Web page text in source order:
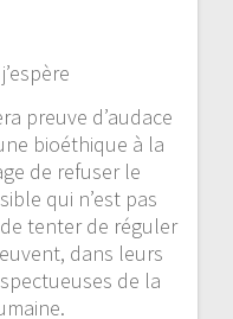
preuve d’audace
bioéthique à la
de refuser le
qui n’est pas
tenter de réguler
dans leurs
de la